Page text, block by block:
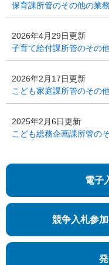
保育課所管のその他の業
2026年4月29日更新
子育て給付課所管のその
2026年2月17日更新
こども家庭課所管のその
2025年2月6日更新
こども総務企画課所管の
電子
競争入札参